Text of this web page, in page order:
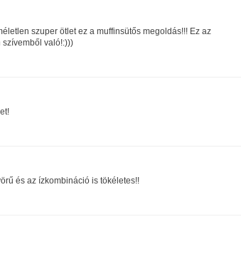
szuper ötlet ez a muffinsütős megoldás!!! Ez az
való!:)))
és az ízkombináció is tökéletes!!